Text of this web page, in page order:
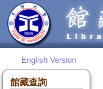
English Version
館藏查詢